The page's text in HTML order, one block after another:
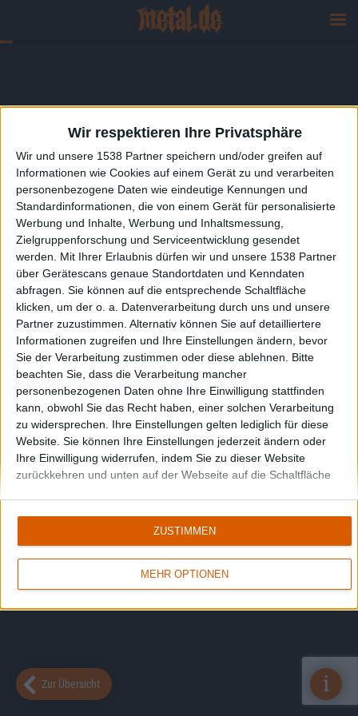
Wir respektieren Ihre Privatsphäre
Wir und unsere 1538 Partner speichern und/oder greifen auf
Informationen wie Cookies auf einem Gerät zu und verarbeiten
personenbezogene Daten wie eindeutige Kennungen und
Standardinformationen, die von einem Gerät für personalisierte
Werbung und Inhalte, Werbung und Inhaltsmessung,
Zielgruppenforschung und Serviceentwicklung gesendet
werden.
Mit Ihrer Erlaubnis dürfen wir und unsere 1538 Partner
über Gerätescans genaue Standortdaten und Kenndaten
abfragen. Sie können auf die entsprechende Schaltfläche
klicken, um der o. a. Datenverarbeitung durch uns und unsere
Partner zuzustimmen. Alternativ können Sie auf detailliertere
Informationen zugreifen und Ihre Einstellungen ändern, bevor
Sie der Verarbeitung zustimmen oder diese ablehnen.
Bitte
beachten Sie, dass die Verarbeitung mancher
personenbezogenen Daten ohne Ihre Einwilligung stattfinden
kann, obwohl Sie das Recht haben, einer solchen Verarbeitung
zu widersprechen. Ihre Einstellungen gelten lediglich für diese
Website. Sie können Ihre Einstellungen jederzeit ändern oder
Ihre Einwilligung widerrufen, indem Sie zu dieser Website
zurückkehren und unten auf der Webseite auf die Schaltfläche
MEHR OPTIONEN
ZUSTIMMEN
Zur Übersicht i